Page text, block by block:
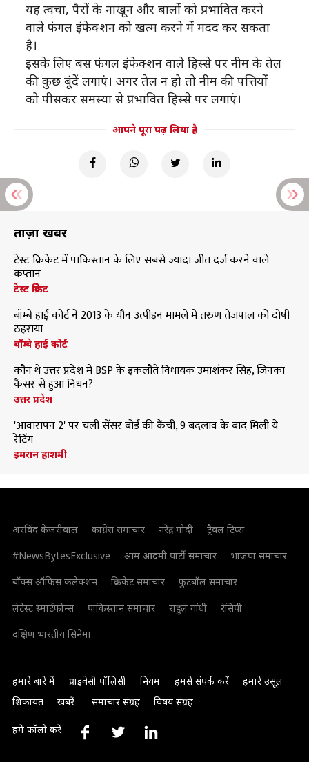
यह त्वचा, पैरों के नाखून और बालों को प्रभावित करने
वाले फंगल इंफेक्शन को खत्म करने में मदद कर सकता
है।
इसके लिए बस फंगल इंफेक्शन वाले हिस्से पर नीम के तेल
की कुछ बूंदें लगाएं। अगर तेल न हो तो नीम की पत्तियों
को पीसकर समस्या से प्रभावित हिस्से पर लगाएं।
आपने पूरा पढ़ लिया है
ताज़ा खबरें
टेस्ट क्रिकेट में पाकिस्तान के लिए सबसे ज्यादा जीत दर्ज करने वाले
कप्तान
टेस्ट क्रिकेट
बॉम्बे हाई कोर्ट ने 2013 के यौन उत्पीड़न मामले में तरुण तेजपाल को दोषी
ठहराया
बॉम्बे हाई कोर्ट
कौन थे उत्तर प्रदेश में BSP के इकलौते विधायक उमाशंकर सिंह, जिनका
कैंसर से हुआ निधन?
उत्तर प्रदेश
'आवारापन 2' पर चली सेंसर बोर्ड की कैंची, 9 बदलाव के बाद मिली ये
रेटिंग
इमरान हाशमी
अरविंद केजरीवाल कांग्रेस समाचार नरेंद्र मोदी
ट्रैवल टिप्स
#NewsBytesExclusive
आम आदमी पार्टी समाचार
भाजपा समाचार
बॉक्स ऑफिस कलेक्शन
क्रिकेट समाचार
फुटबॉल समाचार
लेटेस्ट स्मार्टफोन्स
पाकिस्तान समाचार राहुल गांधी
रेसिपी
दक्षिण भारतीय सिनेमा
हमारे बारे में प्राइवेसी पॉलिसी नियम हमसे संपर्क करें
हमारे उसूल
शिकायत
खबरें समाचार संग्रह विषय संग्रह
हमें फॉलो करें